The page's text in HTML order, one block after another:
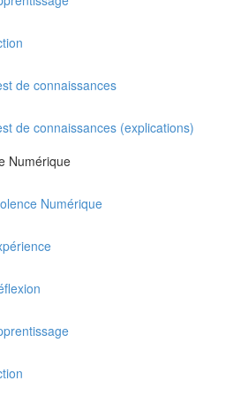
de connaissances
de connaissances (explications)
Numérique
Numérique